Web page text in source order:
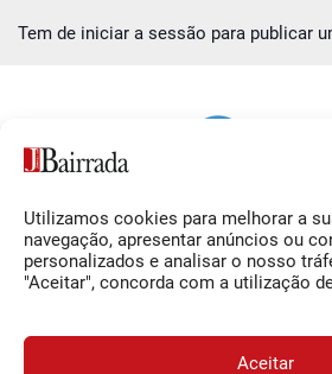
Utilizamos cookies para melhorar a
navegação, apresentar anúncios ou
personalizados e analisar o nosso
"Aceitar", concorda com a utilização
Aceitar
Tem de iniciar a sessão para publicar
Siga-nos
Facebook
O